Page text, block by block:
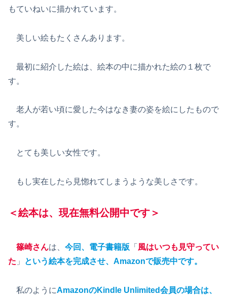
もていねいに描かれています。
美しい絵もたくさんあります。
最初に紹介した絵は、絵本の中に描かれた絵の１枚で
す。
老人が若い頃に愛した今はなき妻の姿を絵にしたもので
す。
とても美しい女性です。
もし実在したら見惚れてしまうような美しさです。
＜絵本は、現在無料公開中です＞
篠崎さんは、 今回、電子書籍版 「 風はいつも見守ってい
た 」 という絵本を完成させ、Amazonで販売中です。
私のようにAmazonのKindle Unlimited会員の場合は、